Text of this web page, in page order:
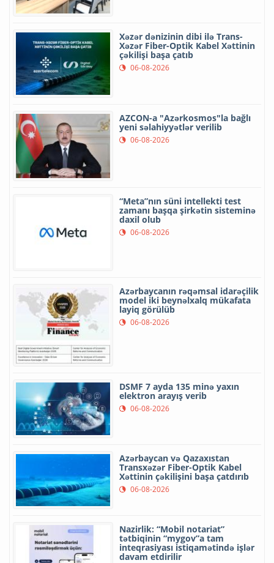
Xəzər dənizinin dibi ilə Trans-
Xəzər Fiber-Optik Kabel Xəttinin
çəkilişi başa çatıb
06-08-2026
AZCON-a "Azərkosmos"la bağlı
yeni səlahiyyətlər verilib
06-08-2026
“Meta”nın süni intellekti test
zamanı başqa şirkətin sisteminə
daxil olub
06-08-2026
Azərbaycanın rəqəmsal idarəçilik
model iki beynəlxalq mükafata
layiq görülüb
06-08-2026
DSMF 7 ayda 135 minə yaxın
elektron arayış verib
06-08-2026
Azərbaycan və Qazaxıstan
Transxəzər Fiber-Optik Kabel
Xəttinin çəkilişini başa çatdırıb
06-08-2026
Nazirlik: “Mobil notariat”
tətbiqinin “mygov”a tam
inteqrasiyası istiqamətində işlər
davam etdirilir